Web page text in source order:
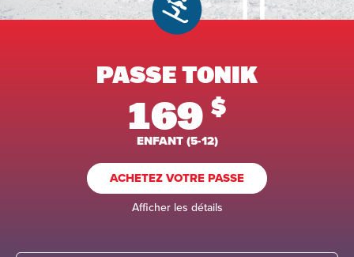
PASSE TONIK
169 $
ENFANT (5-12)
ACHETEZ VOTRE PASSE
Afficher les détails